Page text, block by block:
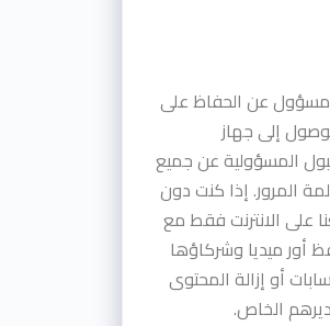
مسؤول عن الحفاظ على
إلى جهاز
المسؤولية عن جميع
المرور. إذا كنت دون
على الانترنت فقط مع
أور ميديا وشركاؤها
أو إزالة المحتوى
الخاص.